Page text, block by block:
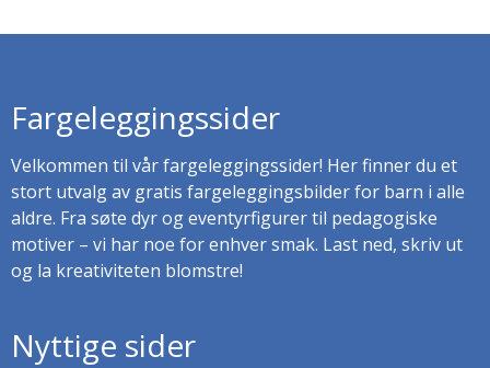
Fargeleggingssider
Velkommen til vår fargeleggingssider! Her finner du et
stort utvalg av gratis fargeleggingsbilder for barn i alle
aldre. Fra søte dyr og eventyrfigurer til pedagogiske
motiver – vi har noe for enhver smak. Last ned, skriv ut
og la kreativiteten blomstre!
Nyttige sider